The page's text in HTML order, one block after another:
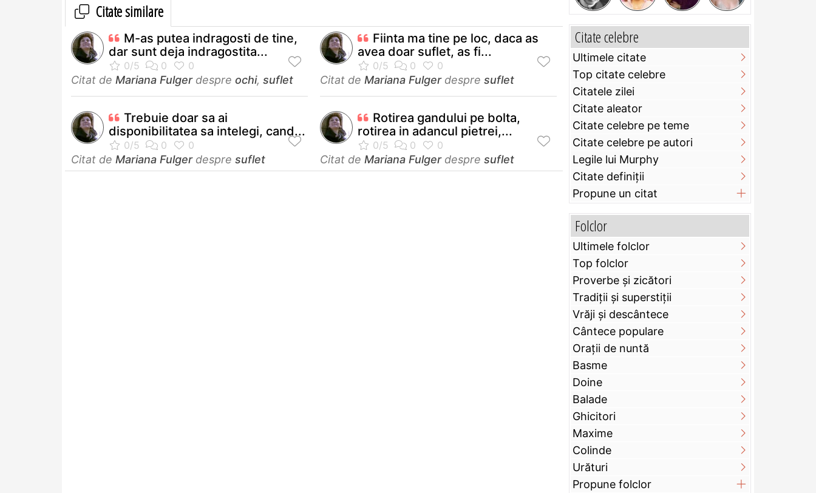
Citate similare
M-as putea indragosti de tine,
dar sunt deja indragostita...
Citat de Mariana Fulgerdespre ochi, suflet
Fiinta ma tine pe loc, daca as
avea doar suflet, as fi...
Citat de Mariana Fulgerdespre suflet
Trebuie doar sa ai
disponibilitatea sa intelegi, cand...
Citat de Mariana Fulgerdespre suflet
Rotirea gandului pe bolta,
rotirea in adancul pietrei,...
Citat de Mariana Fulgerdespre suflet
Citate celebre
Ultimele citate
Top citate celebre
Citatele zilei
Citate aleator
Citate celebre pe teme
Citate celebre pe autori
Legile lui Murphy
Citate definiţii
Propune un citat
Folclor
Ultimele folclor
Top folclor
Proverbe și zicători
Tradiții și superstiții
Vrăji și descântece
Cântece populare
Orații de nuntă
Basme
Doine
Balade
Ghicitori
Maxime
Colinde
Urături
Propune folclor